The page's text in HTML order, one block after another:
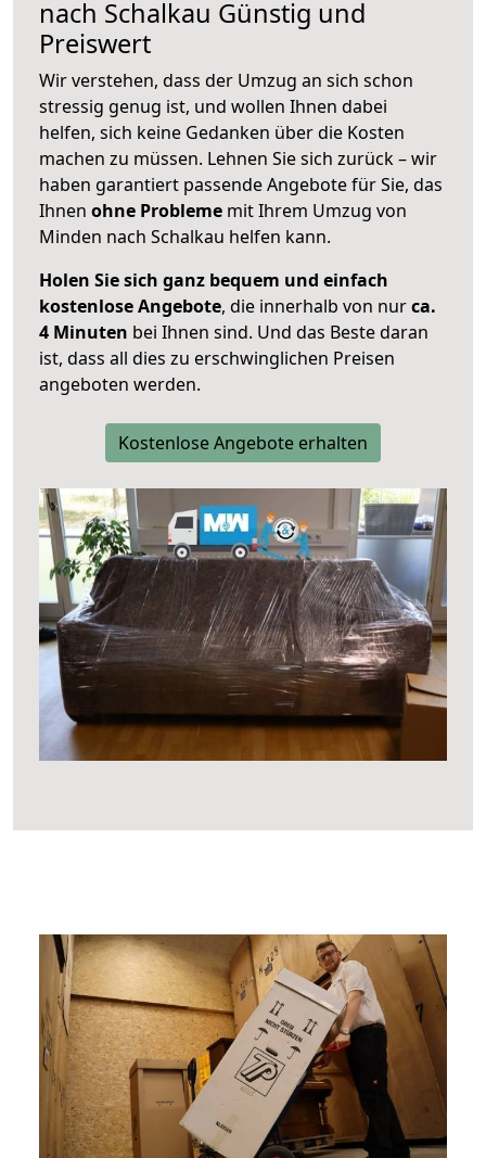
nach Schalkau Günstig und
Preiswert
Wir verstehen, dass der Umzug an sich schon
stressig genug ist, und wollen Ihnen dabei
helfen, sich keine Gedanken über die Kosten
machen zu müssen. Lehnen Sie sich zurück – wir
haben garantiert passende Angebote für Sie, das
Ihnen ohne Probleme mit Ihrem Umzug von
Minden nach Schalkau helfen kann.
Holen Sie sich ganz bequem und einfach
kostenlose Angebote, die innerhalb von nurca.
4 Minuten bei Ihnen sind. Und das Beste daran
ist, dass all dies zu erschwinglichen Preisen
angeboten werden.
Kostenlose Angebote erhalten